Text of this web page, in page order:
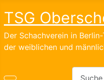
TSG
Der Schachverein in
der weiblichen und